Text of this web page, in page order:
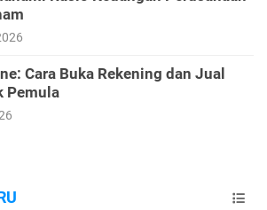
Cara Buka Rekening dan Jual
Pemula